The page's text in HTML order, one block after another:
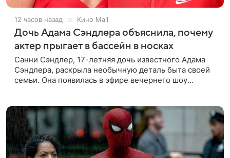
12 часов назад Кино Mail
Дочь Адама Сэндлера объяснила, почему
актер прыгает в бассейн в носках
Санни Сэндлер, 17-летняя дочь известного Адама
Сэндлера, раскрыла необычную деталь быта своей
семьи. Она появилась в эфире вечернего шоу